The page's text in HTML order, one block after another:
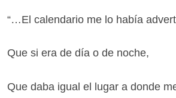
“…El calendario me lo había
Que si era de día o de noche,
Que daba igual el lugar a donde